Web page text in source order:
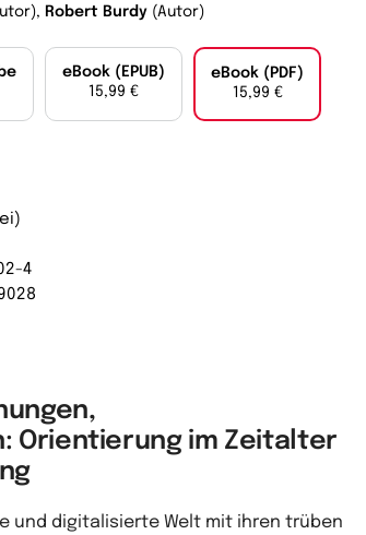
Robert Burdy (Autor)
eBook (EPUB)
15,99 €
eBook (PDF)
15,99 €
4
Orientierung im Zeitalter
und digitalisierte Welt mit ihren trüben